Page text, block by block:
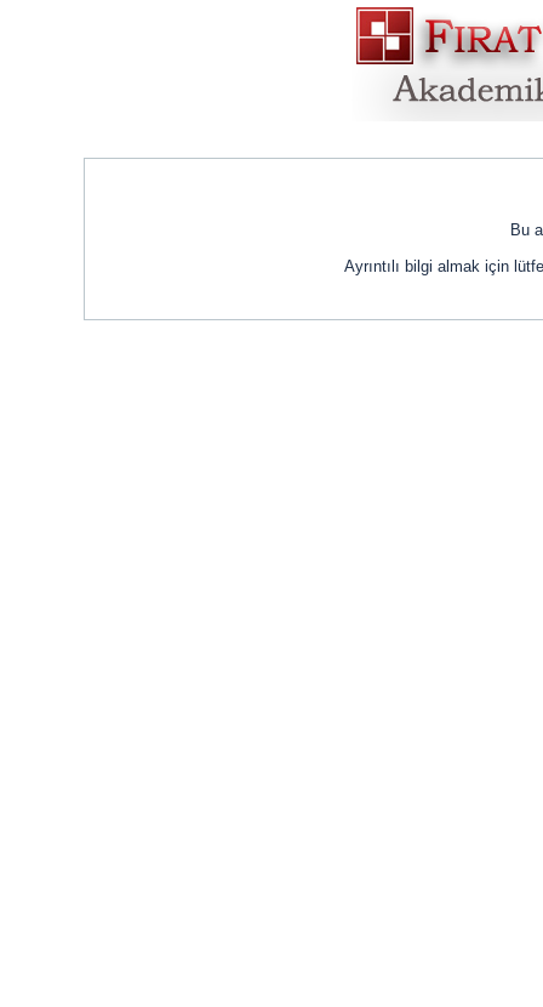
Bu
Ayrıntılı bilgi almak için